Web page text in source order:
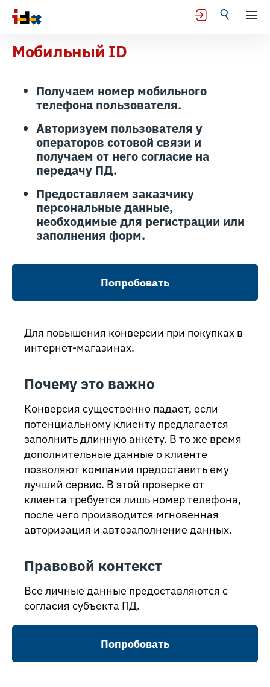
Мобильный ID
Получаем номер мобильного
телефона пользователя.
Авторизуем пользователя у
операторов сотовой связи и
получаем от него согласие на
передачу ПД.
Предоставляем заказчику
персональные данные,
необходимые для регистрации или
заполнения форм.
Попробовать
Для повышения конверсии при покупках в
интернет-магазинах.
Почему это важно
Конверсия существенно падает, если
потенциальному клиенту предлагается
заполнить длинную анкету. В то же время
дополнительные данные о клиенте
позволяют компании предоставить ему
лучший сервис. В этой проверке от
клиента требуется лишь номер телефона,
после чего производится мгновенная
авторизация и автозаполнение данных.
Правовой контекст
Все личные данные предоставляются с
согласия субъекта ПД.
Попробовать